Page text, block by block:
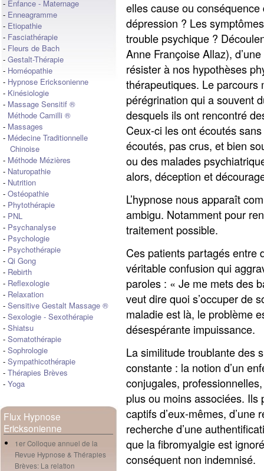
- Enfance - Maternage
- Enneagramme
- Etiopathie
- Fasciathérapie
- Fleurs de Bach
- Gestalt-Thérapie
- Homéopathie
- Hypnose Ericksonienne
- Kinésiologie
- Massage Sensitif ®
Méthode Camilli ®
- Massages
- Médecine Traditionnelle
Chinoise
- Méthode Mézières
- Naturopathie
- Nutrition
- Ostéopathie
- Phytothérapie
- PNL
- Psychanalyse
- Psychologie
- Psychothérapie
- Qi Gong
- Rebirth
- Reflexologie
- Relaxation
- Sensitive Gestalt Massage ®
- Sexologie - Sexothérapie
- Shiatsu
- Somatothérapie
- Sophrologie
- Sympathicothérapie
- Thérapies Brèves
- Yoga
Flux Hypnose
Ericksonienne
1er Colloque annuel de la
Revue Hypnose & Thérapies
Brèves: La relation
elles cause ou
dépression ? Les
trouble psychique ?
Anne Françoise Allaz),
résister à nos hypothèses
thérapeutiques. Le parcours
pérégrination qui a souvent
desquels ils ont rencontré
Ceux-ci les ont écoutés
écoutés, pas crus, et bien
ou des malades
alors, déception et
L’hypnose nous apparaît
ambigu. Notamment pour
traitement possible.
Ces patients partagés entre
véritable confusion qui
paroles : « Je me mets des
veut dire quoi s’occuper de
maladie est là, le problème
désespérante impuissance.
La similitude troublante des
constante : la notion d’un
conjugales,
plus ou moins associées.
captifs d’eux-mêmes,
recherche d’une
que la fibromyalgie est
conséquent non indemnisé.